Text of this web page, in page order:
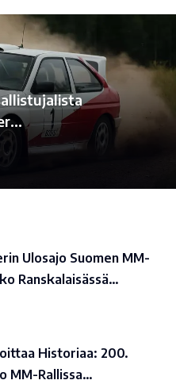
Ulosajo Suomen MM-
Ranskalaisässä…
Historiaa: 200.
MM-Rallissa…